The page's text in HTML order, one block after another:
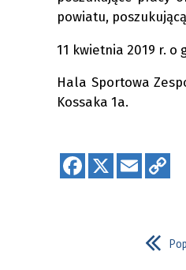
powiatu,
11 kwietnia 2019 r. o
Hala Sportowa
Kossaka 1a.